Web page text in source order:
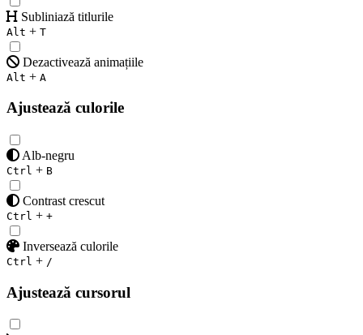
Subliniază titlurile
Alt + T
Dezactivează animațiile
Alt + A
Ajustează culorile
Alb-negru
Ctrl + B
Contrast crescut
Ctrl + +
Inversează culorile
Ctrl + /
Ajustează cursorul